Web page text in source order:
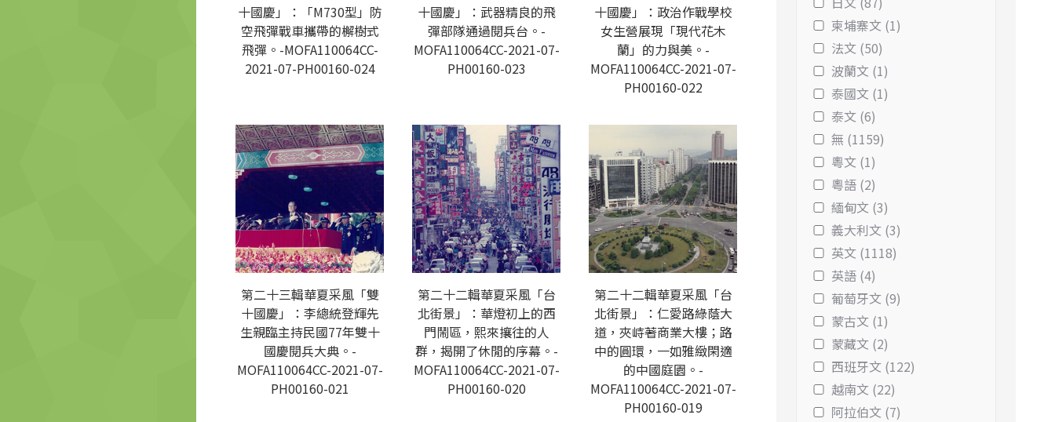
十國慶」：「M730型」防
空飛彈戰車攜帶的檞樹式
飛彈。-MOFA110064CC-
2021-07-PH00160-024
十國慶」：武器精良的飛
彈部隊通過閱兵台。-
MOFA110064CC-2021-07-
PH00160-023
十國慶」：政治作戰學校
女生營展現「現代花木
蘭」的力與美。-
MOFA110064CC-2021-07-
PH00160-022
第二十三輯華夏采風「雙
十國慶」：李總統登輝先
生親臨主持民國77年雙十
國慶閱兵大典。-
MOFA110064CC-2021-07-
PH00160-021
第二十二輯華夏采風「台
北街景」：華燈初上的西
門鬧區，熙來攘往的人
群，揭開了休閒的序幕。-
MOFA110064CC-2021-07-
PH00160-020
第二十二輯華夏采風「台
北街景」：仁愛路綠蔭大
道，夾峙著商業大樓；路
中的圓環，一如雅緻閑適
的中國庭園。-
MOFA110064CC-2021-07-
PH00160-019
柬埔寨文 (1)
法文 (50)
波蘭文 (1)
泰國文 (1)
泰文 (6)
無 (1159)
粵文 (1)
粵語 (2)
緬甸文 (3)
義大利文 (3)
英文 (1118)
英語 (4)
葡萄牙文 (9)
蒙古文 (1)
蒙藏文 (2)
西班牙文 (122)
越南文 (22)
阿拉伯文 (7)